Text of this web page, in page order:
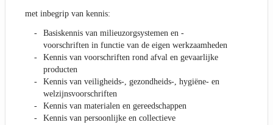
met inbegrip van kennis:
Basiskennis van milieuzorgsystemen en -
voorschriften in functie van de eigen werkzaamheden
Kennis van voorschriften rond afval en gevaarlijke
producten
Kennis van veiligheids-, gezondheids-, hygiëne- en
welzijnsvoorschriften
Kennis van materialen en gereedschappen
Kennis van persoonlijke en collectieve